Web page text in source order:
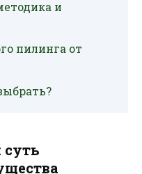
и
пилинга от